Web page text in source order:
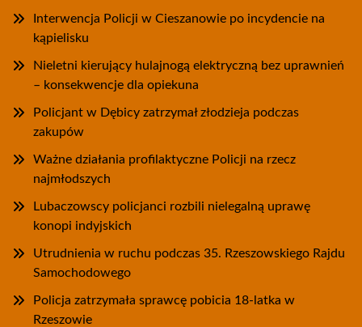
Interwencja Policji w Cieszanowie po incydencie na
kąpielisku
Nieletni kierujący hulajnogą elektryczną bez uprawnień
– konsekwencje dla opiekuna
Policjant w Dębicy zatrzymał złodzieja podczas
zakupów
Ważne działania profilaktyczne Policji na rzecz
najmłodszych
Lubaczowscy policjanci rozbili nielegalną uprawę
konopi indyjskich
Utrudnienia w ruchu podczas 35. Rzeszowskiego Rajdu
Samochodowego
Policja zatrzymała sprawcę pobicia 18-latka w
Rzeszowie